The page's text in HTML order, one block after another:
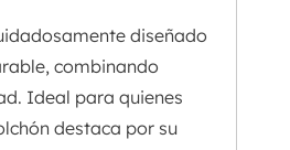
diseñado
combinando
Ideal para quienes
destaca por su